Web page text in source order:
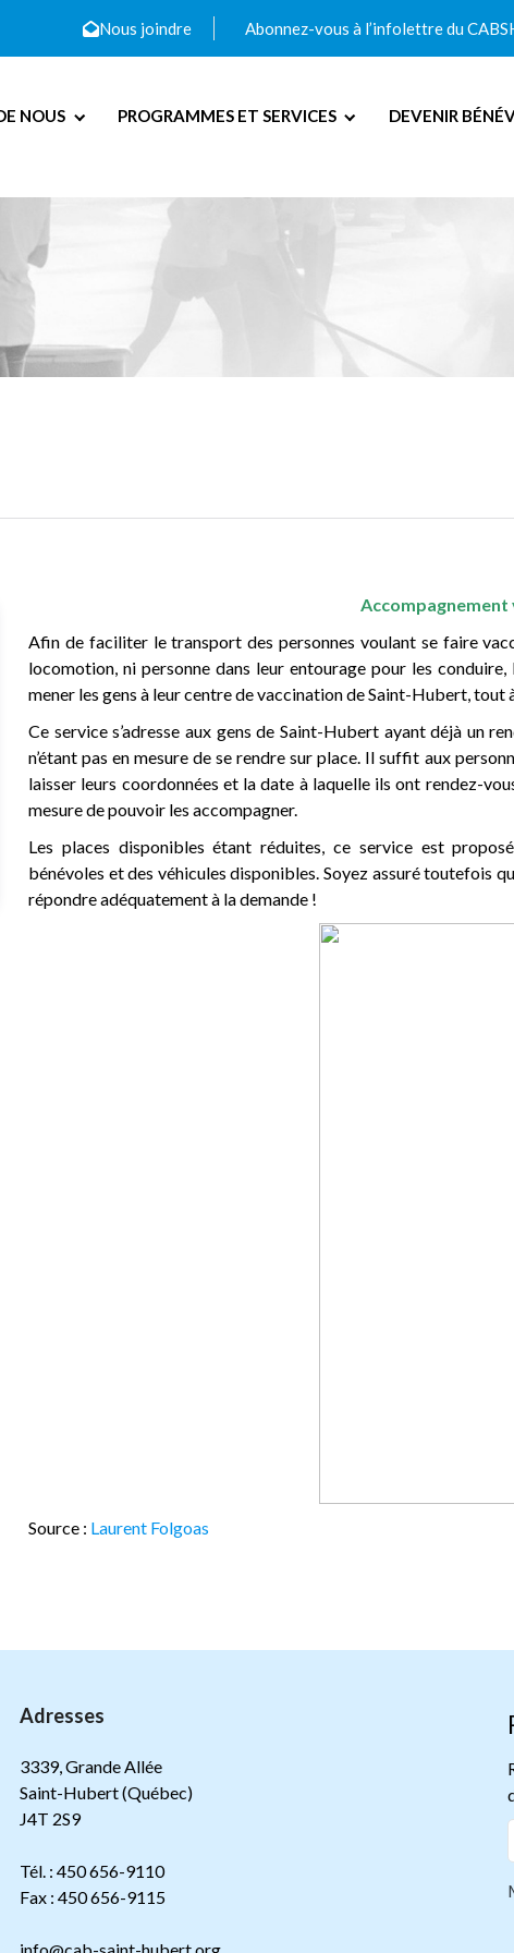
Nous joindre Abonnez-vous à l’infolettre du
NOUS PROGRAMMES ET SERVICES DEVENIR
Accompagnement
Afin de faciliter le transport des personnes voulant se faire
locomotion, ni personne dans leur entourage pour les
mener les gens à leur centre de vaccination de Saint-Hubert, tout
Ce service s’adresse aux gens de Saint-Hubert ayant déjà un
n’étant pas en mesure de se rendre sur place. Il suffit aux
laisser leurs coordonnées et la date à laquelle ils ont rendez-
mesure de pouvoir les accompagner.
Les places disponibles étant réduites, ce service est
bénévoles et des véhicules disponibles. Soyez assuré toutefois
répondre adéquatement à la demande !
Source : Laurent Folgoas
Adresses
3339, Grande Allée
Saint-Hubert (Québec)
J4T 2S9
Tél. : 450 656-9110
Fax : 450 656-9115
info@cab-saint-hubert.org